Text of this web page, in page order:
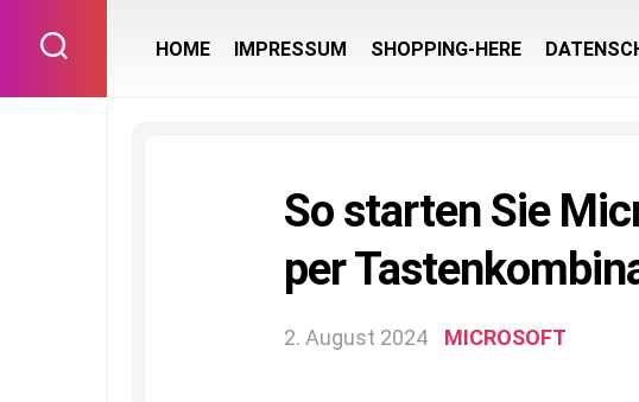
content
HOME IMPRESSUM SHOPPING-HERE
So starten Sie
per
2. August 2024 MICROSOFT